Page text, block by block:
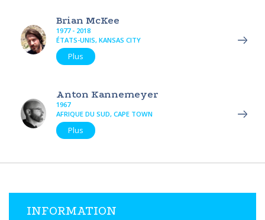
Brian McKee
1977 - 2018
ÉTATS-UNIS, KANSAS CITY
Plus
Anton Kannemeyer
1967
AFRIQUE DU SUD, CAPE TOWN
Plus
INFORMATION